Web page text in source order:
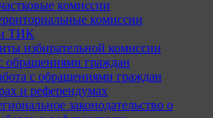
комиссии
комиссии
ТИК
избирательной комиссии
обращениями граждан
с обращениями граждан
и референдумах
законодательство о